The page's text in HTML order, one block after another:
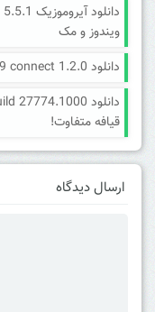
ویندوز و مک
دانلود quad9 connect 1.2.0 دی ان اس کواد ناین برای اندروید
قیافه متفاوت!
ارسال دیدگاه